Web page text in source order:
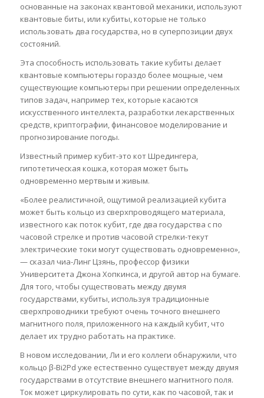
основанные на законах квантовой механики, используют
квантовые биты, или кубиты, которые не только
использовать два государства, но в суперпозиции двух
состояний.
Эта способность использовать такие кубиты делает
квантовые компьютеры гораздо более мощные, чем
существующие компьютеры при решении определенных
типов задач, например тех, которые касаются
искусственного интеллекта, разработки лекарственных
средств, криптографии, финансовое моделирование и
прогнозирование погоды.
Известный пример кубит-это кот Шредингера,
гипотетическая кошка, которая может быть
одновременно мертвым и живым.
«Более реалистичной, ощутимой реализацией кубита
может быть кольцо из сверхпроводящего материала,
известного как поток кубит, где два государства с по
часовой стрелке и против часовой стрелки-текут
электрические токи могут существовать одновременно»,
— сказал чиа-Линг Цзянь, профессор физики
Университета Джона Хопкинса, и другой автор на бумаге.
Для того, чтобы существовать между двумя
государствами, кубиты, используя традиционные
сверхпроводники требуют очень точного внешнего
магнитного поля, приложенного на каждый кубит, что
делает их трудно работать на практике.
В новом исследовании, Ли и его коллеги обнаружили, что
кольцо β-Bi2Pd уже естественно существует между двумя
государствами в отсутствие внешнего магнитного поля.
Ток может циркулировать по сути, как по часовой, так и